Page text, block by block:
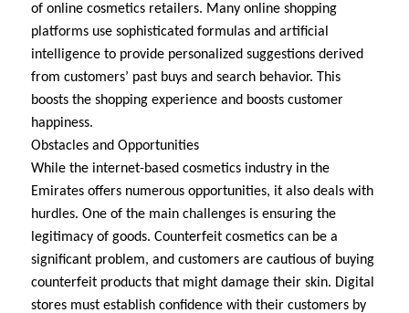
of online cosmetics retailers. Many online shopping
platforms use sophisticated formulas and artificial
intelligence to provide personalized suggestions derived
from customers’ past buys and search behavior. This
boosts the shopping experience and boosts customer
happiness.
Obstacles and Opportunities
While the internet-based cosmetics industry in the
Emirates offers numerous opportunities, it also deals with
hurdles. One of the main challenges is ensuring the
legitimacy of goods. Counterfeit cosmetics can be a
significant problem, and customers are cautious of buying
counterfeit products that might damage their skin. Digital
stores must establish confidence with their customers by